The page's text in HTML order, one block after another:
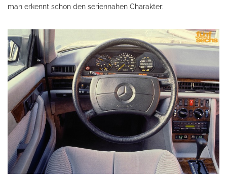
man erkennt schon den seriennahen Charakter: